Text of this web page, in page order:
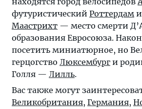
футуристический Роттердам
Маастрихт — место смерти
образования Евросоюза.
посетить миниатюрное, но
герцогство Люксембург и
Голля — Лилль.
Вас также могут
Великобритания, Германия,